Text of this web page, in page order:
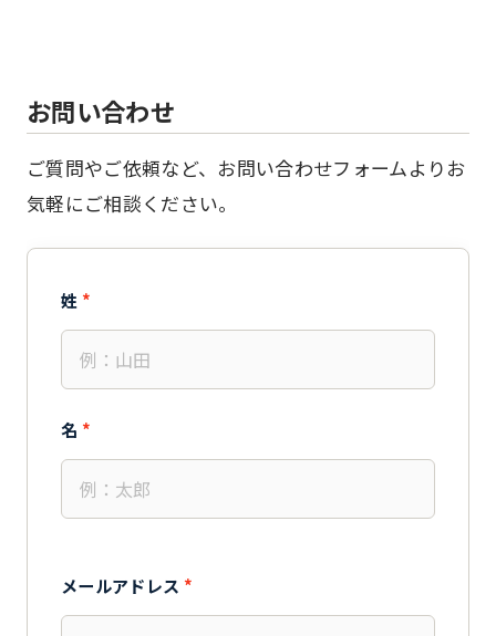
お問い合わせ
ご質問やご依頼など、お問い合わせフォームよりお
気軽にご相談ください。
姓 *
名 *
メールアドレス *